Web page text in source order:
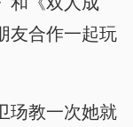
友合作一起玩
玚教一次她就